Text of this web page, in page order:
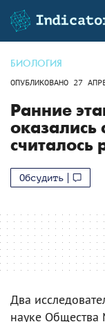
БИОЛОГИЯ
ОПУБЛИКОВАНО 27
Ранние
считалось
Обсудить
Два
науке Общества